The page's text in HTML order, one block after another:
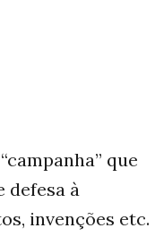
que
à
invenções etc.